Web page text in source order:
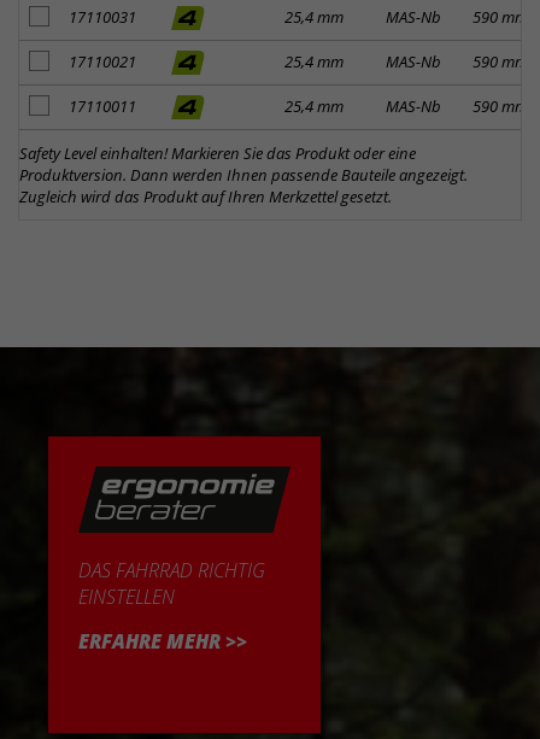
Artikel zum Merkzettel hinzufügen
17110031 25,4 mm MAS-Nb 590 mm
Artikel zum Merkzettel hinzufügen
17110021 25,4 mm MAS-Nb 590 mm
Artikel zum Merkzettel hinzufügen
17110011 25,4 mm MAS-Nb 590 mm
Safety Level einhalten! Markieren Sie das Produkt oder eine
Produktversion. Dann werden Ihnen passende Bauteile angezeigt.
Zugleich wird das Produkt auf Ihren Merkzettel gesetzt.
DAS FAHRRAD RICHTIG
EINSTELLEN
ERFAHRE MEHR >>